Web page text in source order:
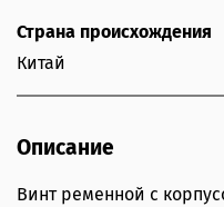
Страна происхождения
Китай
Описание
Винт ременной с